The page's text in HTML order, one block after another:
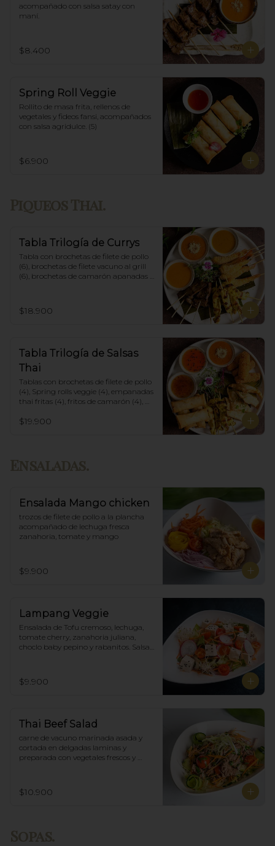
acompañado con salsa satay con
maní.
$8.400
Spring Roll Veggie
Rollito de masa frita, rellenos de
vegetales y fideos fansi, acompañados
con salsa agridulce. (5)
$6.900
Tabla Trilogía de Currys
Tabla con brochetas de filete de pollo
(6), brochetas de filete vacuno al grill
(6), brochetas de camarón apanadas
amarillo.
$18.900
Tabla Trilogía de Salsas
Thai
Tablas con brochetas de filete de pollo
(4), Spring rolls veggie (4), empanadas
thai fritas (4), fritos de camarón (4),
Salsa de Maní y Soja spicy.
$19.900
Ensaladas.
Ensalada Mango chicken
trozos de filete de pollo a la plancha
acompañado de lechuga fresca
zanahoria, tomate y mango
$9.900
Lampang Veggie
Ensalada de Tofu cremoso, lechuga,
tomate cherry, zanahoria juliana,
choclo baby pepino y rabanitos. Salsa
$9.900
Thai Beef Salad
carne de vacuno marinada asada y
cortada en delgadas laminas y
preparada con vegetales frescos y
$10.900